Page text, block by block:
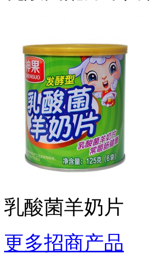
乳酸菌羊奶片
更多招商产品